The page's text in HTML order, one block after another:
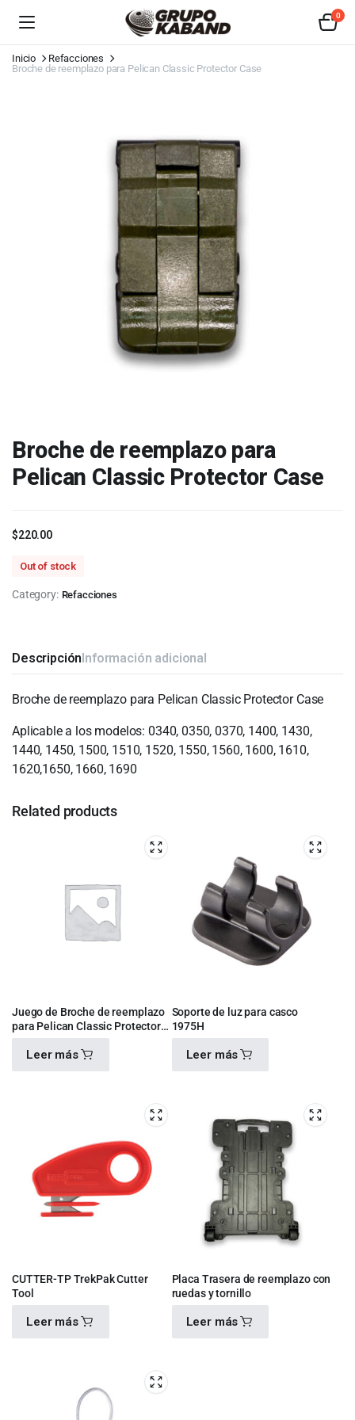
0
Inicio
Refacciones
Broche de reemplazo para Pelican Classic Protector Case
Broche de reemplazo para
Pelican Classic Protector Case
$220.00
Out of stock
Category: Refacciones
DescripciónInformación adicional
Broche de reemplazo para Pelican Classic Protector Case
Aplicable a los modelos: 0340, 0350, 0370, 1400, 1430,
1440, 1450, 1500, 1510, 1520, 1550, 1560, 1600, 1610,
1620,1650, 1660, 1690
Related products
Juego de Broche de reemplazo
para Pelican Classic Protector
Case 1553-942-190
Leer más
Soporte de luz para casco
1975H
Leer más
CUTTER-TP TrekPak Cutter
Tool
Leer más
Placa Trasera de reemplazo con
ruedas y tornillo
Leer más